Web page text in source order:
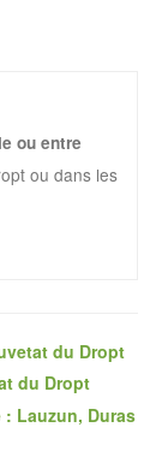
ou entre
ou dans les
du Dropt
du Dropt
Lauzun, Duras